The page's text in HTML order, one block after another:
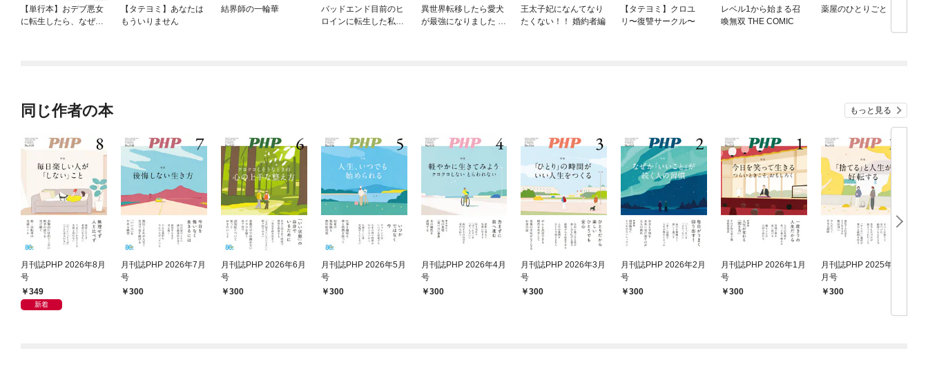
【単行本】おデブ悪女
に転生したら、なぜか
【タテヨミ】あなたは
もういりません
結界師の一輪華
バッドエンド目前のヒ
ロインに転生した私、
異世界転移したら愛犬
が最強になりました ～
王太子妃になんてなり
たくない！！ 婚約者編
【タテヨミ】クロユ
リ〜復讐サークル〜
レベル1から始まる召
喚無双 THE COMIC
薬屋のひとりごと
同じ作者の本 もっと見る
月刊誌PHP 2026年8月
号
349
新着
月刊誌PHP 2026年7月
号
300
月刊誌PHP 2026年6月
号
300
月刊誌PHP 2026年5月
号
300
月刊誌PHP 2026年4月
号
300
月刊誌PHP 2026年3月
号
300
月刊誌PHP 2026年2月
号
300
月刊誌PHP 2026年1月
号
300
月刊誌PHP 2025年12
月号
300